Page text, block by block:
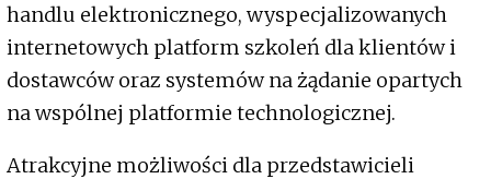
handlu elektronicznego, wyspecjalizowanych
internetowych platform szkoleń dla klientów i
dostawców oraz systemów na żądanie opartych
na wspólnej platformie technologicznej.
Atrakcyjne możliwości dla przedstawicieli